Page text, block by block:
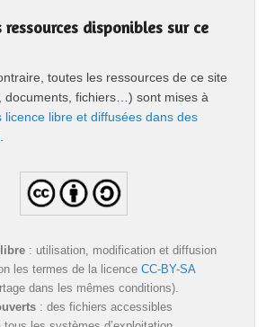
ressources disponibles sur ce
toutes les ressources de ce site
documents, fichiers…) sont mises à
licence libre et diffusées dans des
.
: utilisation, modification et diffusion
les termes de la licenceCC-BY-SA
dans les mêmes conditions).
: des fichiers accessibles